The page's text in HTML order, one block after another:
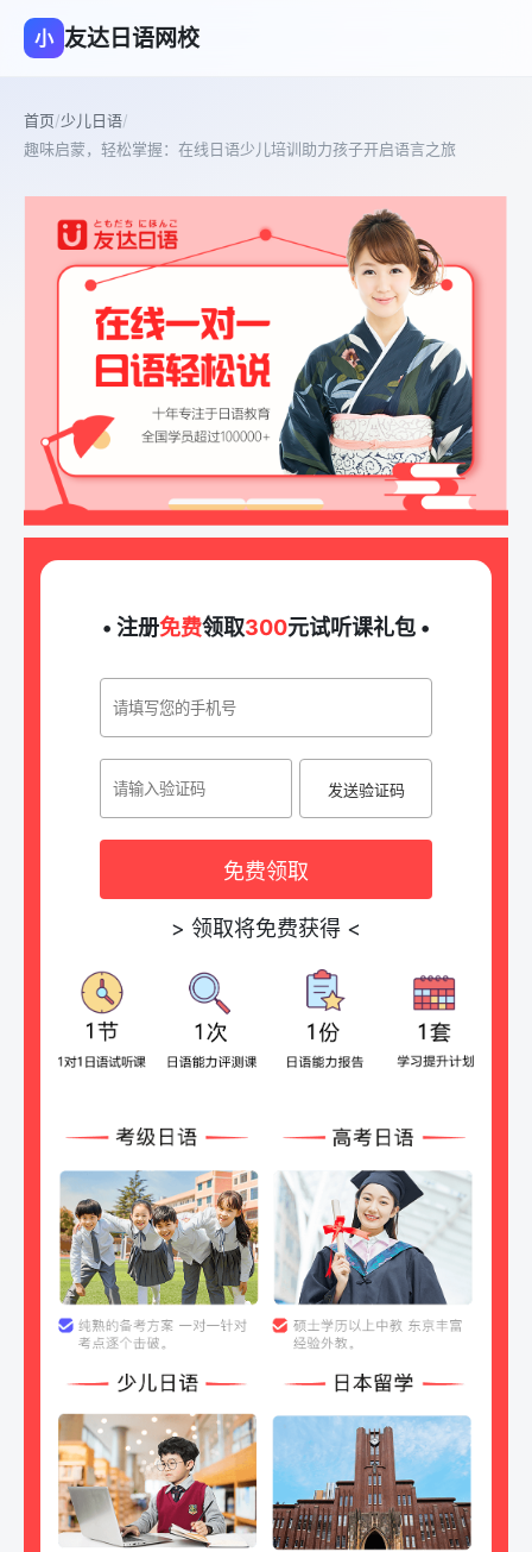
小 友达日语网校
首页/少儿日语/
趣味启蒙，轻松掌握：在线日语少儿培训助力孩子开启语言之旅
• 注册免费领取300元试听课礼包 •
发送验证码
免费领取
> 领取将免费获得 <